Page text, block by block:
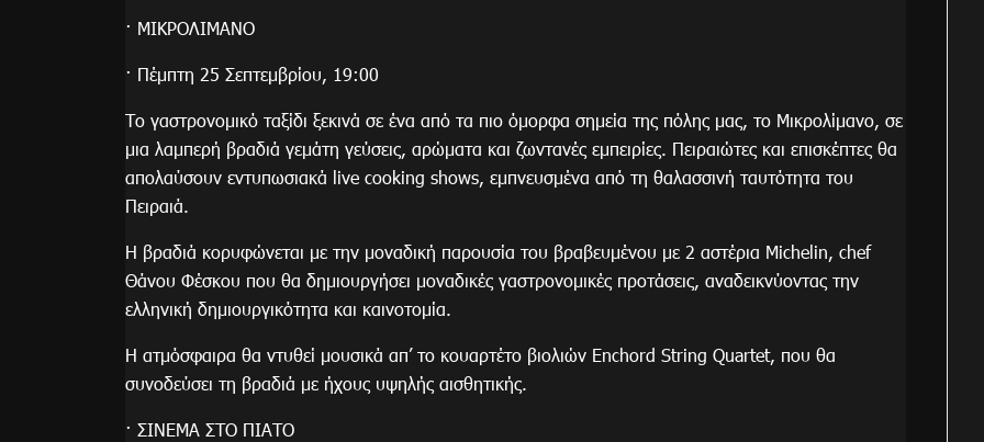
· ΜΙΚΡΟΛΙΜΑΝΟ
· Πέμπτη 25 Σεπτεμβρίου, 19:00
Το γαστρονομικό ταξίδι ξεκινά σε ένα από τα πιο όμορφα σημεία της πόλης μας, το Μικρολίμανο, σε
μια λαμπερή βραδιά γεμάτη γεύσεις, αρώματα και ζωντανές εμπειρίες. Πειραιώτες και επισκέπτες θα
απολαύσουν εντυπωσιακά live cooking shows, εμπνευσμένα από τη θαλασσινή ταυτότητα του
Πειραιά.
Η βραδιά κορυφώνεται με την μοναδική παρουσία του βραβευμένου με 2 αστέρια Michelin, chef
Θάνου Φέσκου που θα δημιουργήσει μοναδικές γαστρονομικές προτάσεις, αναδεικνύοντας την
ελληνική δημιουργικότητα και καινοτομία.
Η ατμόσφαιρα θα ντυθεί μουσικά απ’ το κουαρτέτο βιολιών Enchord String Quartet, που θα
συνοδεύσει τη βραδιά με ήχους υψηλής αισθητικής.
· ΣΙΝΕΜΑ ΣΤΟ ΠΙΑΤΟ